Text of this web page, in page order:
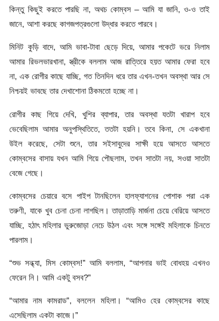
কিন্তু কিছুই করতে পারছি না, অথচ কোম্বস – আমি যা জানি, ও-ও তাই
জানে, আশা করছে কাগজপত্রগুলো উদ্ধার করতে পারবে।
মিনিট কুড়ি বাদে, আমি ভাবা-টাবা ছেড়ে দিয়ে, আমার পকেটে ভরে নিলাম
আমার রিভলভারখানা, স্ত্রীকে বললাম আজ রাত্তিরে হয়ত আমার ফেরা হবে
না, এক রোগীর কাছে যাচ্ছি, গত তিনদিন ধরে তার এখন-তখন অবস্থা আর সে
নিশ্চয়ই ভাবছে তার দেখাশোনা ঠিকমতো হচ্ছে না।
রোগীর কাছ গিয়ে দেখি, খুশির ব্যাপার, তার অবস্থা যতটা খারাপ হবে
ভেবেছিলাম আমার অনুপস্থিতিতে, ততটা হয়নি। তবে কিনা, সে একখানা
উইল করেছে, সেটা শুনে, তার সইসাবুদের সাক্ষী হয়ে আসতে আসতে
কোম্বসের বাসায় যখন আমি গিয়ে পৌছলাম, তখন সাতটা নয়, সওয়া সাতটা
বেজে গেছে।
কোম্বসের চেয়ারে বসে পাইপ টানছিলেন হালফ্যাশনের পোশাক পরা এক
তরুণী, যাকে খুব চেনা চেনা লাগছিল। তাড়াতাড়ি মার্জনা চেয়ে বেরিয়ে আসতে
যাচ্ছি, হঠাৎ মহিলার ভুরুজোড়া নেচে উঠল এবং সঙ্গে সঙ্গেই মহিলাকে চিনতে
পারলাম।
“শুভ সন্ধ্যা, মিস কোম্বস!” আমি বললাম, “আপনার ভাই বোধহয় এখনও
ফেরেন নি। আমি একটু বসব?”
“আমার নাম কামরাড”, বললেন মহিলা। “আমিও হের কোম্বসের কাছে
এসেছিলাম একটা কাজে।”